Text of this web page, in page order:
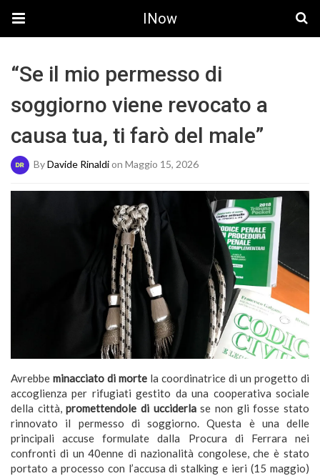
INow
“Se il mio permesso di
soggiorno viene revocato a
causa tua, ti farò del male”
ByDavide Rinaldion Maggio 15, 2026
Avrebbe minacciato di morte la coordinatrice di un progetto di
accoglienza per rifugiati gestito da una cooperativa sociale
della città,promettendole di ucciderlase non gli fosse stato
rinnovato il permesso di soggiorno. Questa è una delle
principali accuse formulate dalla Procura di Ferrara nei
confronti di un 40enne di nazionalità congolese, che è stato
portato a processo con l’accusa di stalking e ieri (15 maggio)